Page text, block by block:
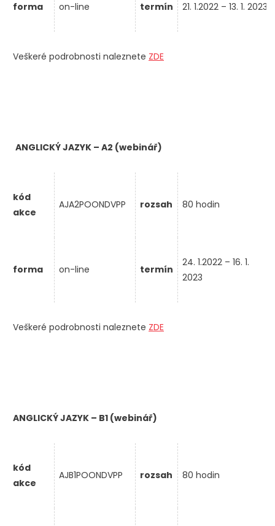
forma on-line termín 21. 1.2022 – 13. 1. 2023
Veškeré podrobnosti naleznete ZDE
ANGLICKÝ JAZYK – A2 (webinář)
kód
akce
AJA2POONDVPP rozsah 80 hodin
forma on-line termín
24. 1.2022 – 16. 1.
2023
Veškeré podrobnosti naleznete ZDE
ANGLICKÝ JAZYK – B1 (webinář)
kód
akce
AJB1POONDVPP rozsah 80 hodin